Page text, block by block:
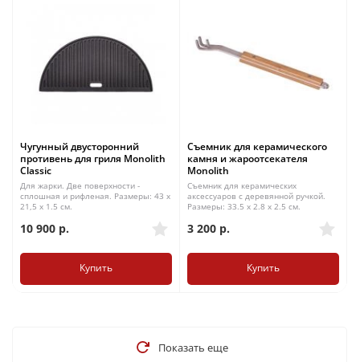
Чугунный двусторонний
противень для гриля Monolith
Classic
Для жарки. Две поверхности -
сплошная и рифленая. Размеры: 43 x
21,5 x 1.5 см.
10 900 р.
Купить
Съемник для керамического
камня и жароотсекателя
Monolith
Съемник для керамических
аксессуаров с деревянной ручкой.
Размеры: 33.5 x 2.8 x 2.5 см.
3 200 р.
Купить
Показать еще